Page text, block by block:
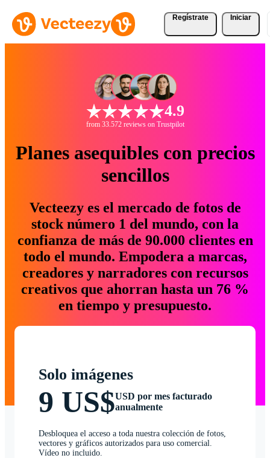
Regístrate Iniciar
4.9
from 33.572 reviews on Trustpilot
Planes asequibles con precios
sencillos
Vecteezy es el mercado de fotos de
stock número 1 del mundo, con la
confianza de más de 90.000 clientes en
todo el mundo. Empodera a marcas,
creadores y narradores con recursos
creativos que ahorran hasta un 76 %
en tiempo y presupuesto.
Solo imágenes
9 US$USD por mes facturado
anualmente
Desbloquea el acceso a toda nuestra colección de fotos,
vectores y gráficos autorizados para uso comercial.
Vídeo no incluido.